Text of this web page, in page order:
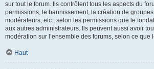
sur tout le forum. Ils contrôlent tous les aspects du
permissions, le bannissement, la création de groupes
modérateurs, etc., selon les permissions que le
aux autres administrateurs. Ils peuvent aussi avoir
modération sur l’ensemble des forums, selon ce que
Haut